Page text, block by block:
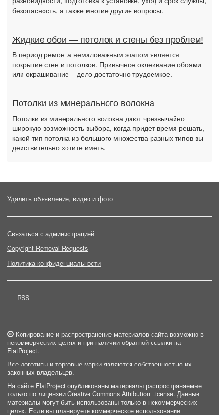
безопасность, а также многие другие вопросы.
Жидкие обои — потолок и стены без проблем!
В период ремонта немаловажным этапом является
покрытие стен и потолков. Привычное оклеивание обоями
или окрашивание – дело достаточно трудоемкое.
Потолки из минерального волокна
Потолки из минерального волокна дают чрезвычайно
широкую возможность выбора, когда придет время решать,
какой тип потолка из большого множества разных типов вы
действительно хотите иметь.
Удалить объявление, видео и фото
Связаться с администрацией
Copyright Removal Requests
Политика конфиденциальности
RSS
Копирование и распространение материалов сайта возможно в
некоммерческих целях и при наличии обратной ссылки на
FlatProject.
Все логотипы и торговые марки являются собственностью их
законных владельцев.
На сайте FlatProject опубликованы материалы распространяемые
только по лицензии Creative Commons Attribution License. Данные
материалы могут быть использованы только в некоммерческих
целях. Если вы планируете коммерческое использование